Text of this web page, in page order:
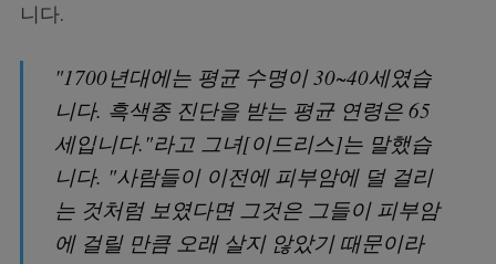
니다.
"1700년대에는 평균 수명이 30~40세였습
니다. 흑색종 진단을 받는 평균 연령은 65
세입니다."라고 그녀[이드리스]는 말했습
니다. "사람들이 이전에 피부암에 덜 걸리
는 것처럼 보였다면 그것은 그들이 피부암
에 걸릴 만큼 오래 살지 않았기 때문이라